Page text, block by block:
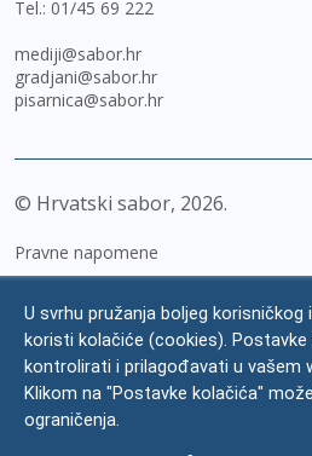
Tel.: 01/45 69 222
mediji@sabor.hr
gradjani@sabor.hr
pisarnica@sabor.hr
© Hrvatski sabor, 2026
Pravne napomene
Zaštita osobnih podataka
Impressum
Česta pitanja
U svrhu pružanja boljeg korisničkog
koristi kolačiće (cookies).
kontrolirati i prilagođavati u vašem
Klikom na "Postavke kolačića"
ograničenja.